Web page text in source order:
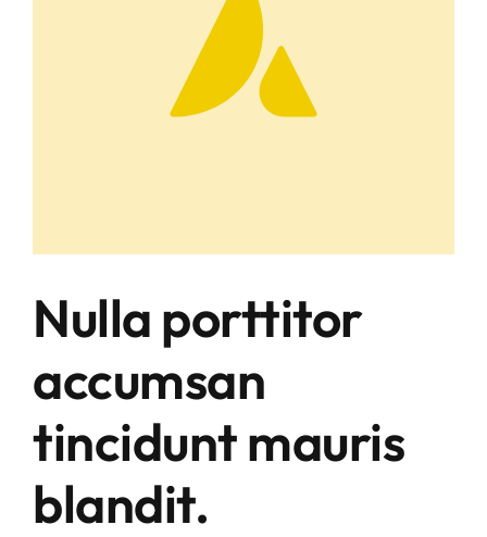
Become A Member Today!
Nulla porttitor
accumsan
tincidunt mauris
blandit.